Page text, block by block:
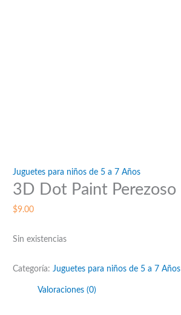
Juguetes para niños de 5 a 7 Años
3D Dot Paint Perezoso
$9.00
Sin existencias
Categoría:Juguetes para niños de 5 a 7 Años
Valoraciones (0)